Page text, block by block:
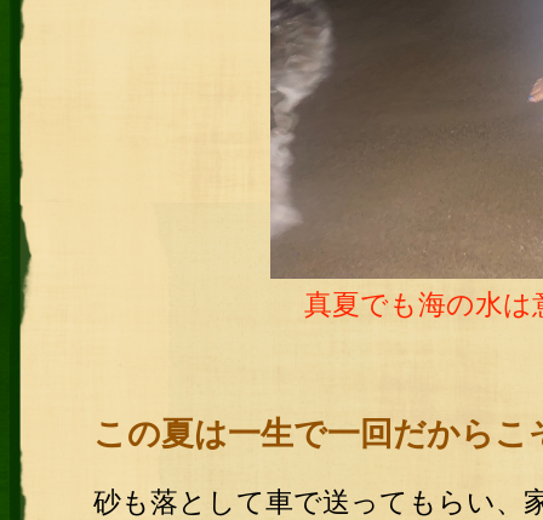
真夏でも海の水は
この夏は一生で一回だからこ
砂も落として車で送ってもらい、